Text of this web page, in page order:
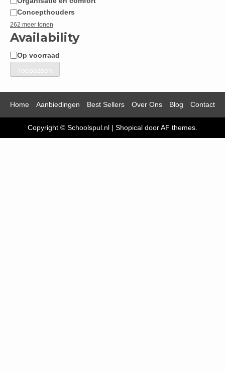
Concepthouders
262 meer tonen
Availability
Beschikbaarheid
Op voorraad
Toepassen
Home Aanbiedingen Best Sellers Over Ons Blog Contact
Copyright © Schoolspul.nl | Shopical door AF themes.